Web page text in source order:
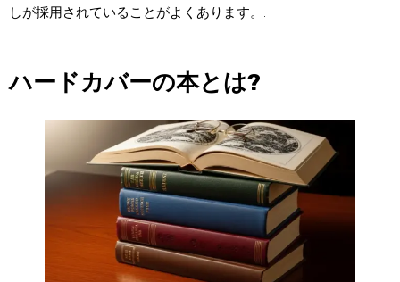
しが採用されていることがよくあります。.
ハードカバーの本とは?